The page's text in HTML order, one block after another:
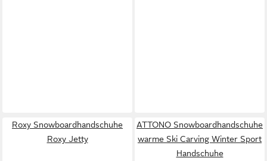
Roxy Snowboardhandschuhe
Roxy Jetty
ATTONO Snowboardhandschuhe
warme Ski Carving Winter Sport
Handschuhe